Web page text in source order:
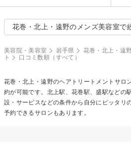
花巻・北上・遠野のメンズ美容室で
美容院・美容室 岩手県 花巻・北上・遠
ト
口コミ数順（すべて）
花巻・北上・遠野のヘアトリートメント サロ
約が可能です。北上駅、花巻駅、盛駅などの
設・サービスなどの条件から自分にピッタリ
予約できるサロンもあります。